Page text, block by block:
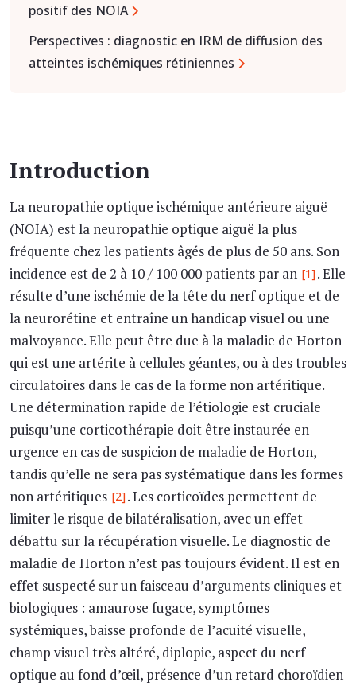
Introduction
La neuropathie optique ischémique antérieure aiguë
(NOIA) est la neuropathie optique aiguë la plus
fréquente chez les patients âgés de plus de 50 ans. Son
incidence est de 2 à 10 / 100 000 patients par an [1]. Elle
résulte d’une ischémie de la tête du nerf optique et de
la neurorétine et entraîne un handicap visuel ou une
malvoyance. Elle peut être due à la maladie de Horton
qui est une artérite à cellules géantes, ou à des troubles
circulatoires dans le cas de la forme non artéritique.
Une détermination rapide de l’étiologie est cruciale
puisqu’une corticothérapie doit être instaurée en
urgence en cas de suspicion de maladie de Horton,
tandis qu’elle ne sera pas systématique dans les formes
non artéritiques [2]. Les corticoïdes permettent de
limiter le risque de bilatéralisation, avec un effet
débattu sur la récupération visuelle. Le diagnostic de
maladie de Horton n’est pas toujours évident. Il est en
effet suspecté sur un faisceau d’arguments cliniques et
biologiques : amaurose fugace, symptômes
systémiques, baisse profonde de l’acuité visuelle,
champ visuel très altéré, diplopie, aspect du nerf
optique au fond d’œil, présence d’un retard choroïdien
positif des NOIA
Perspectives : diagnostic en IRM de diffusion des
atteintes ischémiques rétiniennes